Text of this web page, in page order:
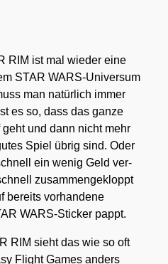
RIM ist mal wie­der eine
STAR WARS-Uni­ver­sum
man natür­lich immer
es so, dass das gan­ze
und dann nicht mehr
Spiel übrig sind. Oder
ein wenig Geld ver­
zusam­men­ge­kloppt
bereits vor­han­de­ne
WARS-Sti­cker pappt.
RIM sieht das wie so oft
Flight Games anders